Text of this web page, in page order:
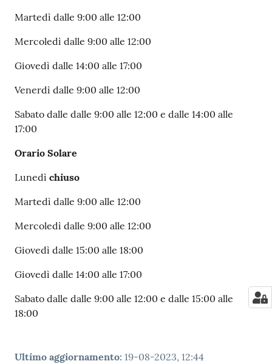
Martedì dalle 9:00 alle 12:00
Mercoledì dalle 9:00 alle 12:00
Giovedì dalle 14:00 alle 17:00
Venerdì dalle 9:00 alle 12:00
Sabato dalle dalle 9:00 alle 12:00 e dalle 14:00 alle
17:00
Orario Solare
Lunedì chiuso
Martedì dalle 9:00 alle 12:00
Mercoledì dalle 9:00 alle 12:00
Giovedì dalle 15:00 alle 18:00
Giovedì dalle 14:00 alle 17:00
Sabato dalle dalle 9:00 alle 12:00 e dalle 15:00 alle
18:00
Ultimo aggiornamento: 19-08-2023, 12:44